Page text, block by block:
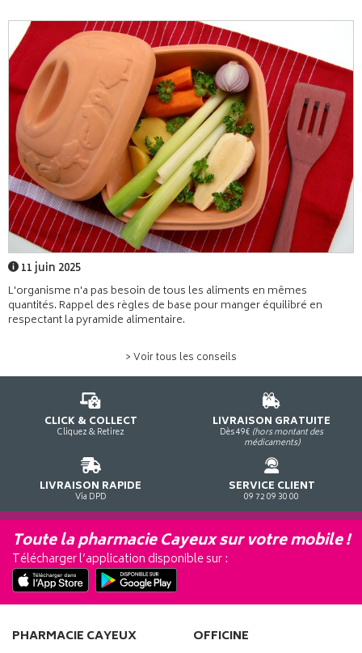
11 juin 2025
L'organisme n'a pas besoin de tous les aliments en mêmes
quantités. Rappel des règles de base pour manger équilibré en
respectant la pyramide alimentaire.
> Voir tous les conseils
CLICK & COLLECT
Cliquez & Retirez
LIVRAISON GRATUITE
Dès 49€ (hors montant des
médicaments)
LIVRAISON RAPIDE
Via DPD
SERVICE CLIENT
09 72 09 30 00
Toute la pharmacie Cayeux sur votre mobile !
Télécharger l’application disponible sur :
PHARMACIE CAYEUX OFFICINE